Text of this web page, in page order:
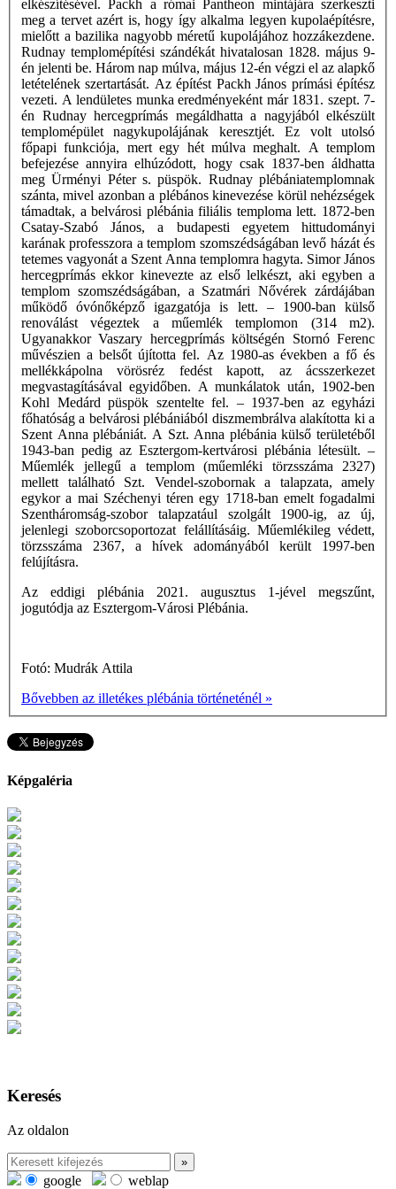
elkészítésével. Packh a római Pantheon mintájára szerkeszti
meg a tervet azért is, hogy így alkalma legyen kupolaépítésre,
mielőtt a bazilika nagyobb méretű kupolájához hozzákezdene.
Rudnay templomépítési szándékát hivatalosan 1828. május 9-
én jelenti be. Három nap múlva, május 12-én végzi el az alapkő
letételének szertartását. Az építést Packh János prímási építész
vezeti. A lendületes munka eredményeként már 1831. szept. 7-
én Rudnay hercegprímás megáldhatta a nagyjából elkészült
templomépület nagykupolájának keresztjét. Ez volt utolsó
főpapi funkciója, mert egy hét múlva meghalt. A templom
befejezése annyira elhúzódott, hogy csak 1837-ben áldhatta
meg Ürményi Péter s. püspök. Rudnay plébániatemplomnak
szánta, mivel azonban a plébános kinevezése körül nehézségek
támadtak, a belvárosi plébánia filiális temploma lett. 1872-ben
Csatay-Szabó János, a budapesti egyetem hittudományi
karának professzora a templom szomszédságában levő házát és
tetemes vagyonát a Szent Anna templomra hagyta. Simor János
hercegprímás ekkor kinevezte az első lelkészt, aki egyben a
templom szomszédságában, a Szatmári Nővérek zárdájában
működő óvónőképző igazgatója is lett. – 1900-ban külső
renoválást végeztek a műemlék templomon (314 m2).
Ugyanakkor Vaszary hercegprímás költségén Stornó Ferenc
művészien a belsőt újította fel. Az 1980-as években a fő és
mellékkápolna vörösréz fedést kapott, az ácsszerkezet
megvastagításával egyidőben. A munkálatok után, 1902-ben
Kohl Medárd püspök szentelte fel. – 1937-ben az egyházi
főhatóság a belvárosi plébániából diszmembrálva alakította ki a
Szent Anna plébániát. A Szt. Anna plébánia külső területéből
1943-ban pedig az Esztergom-kertvárosi plébánia létesült. –
Műemlék jellegű a templom (műemléki törzsszáma 2327)
mellett található Szt. Vendel-szobornak a talapzata, amely
egykor a mai Széchenyi téren egy 1718-ban emelt fogadalmi
Szentháromság-szobor talapzatául szolgált 1900-ig, az új,
jelenlegi szoborcsoportozat felállításáig. Műemlékileg védett,
törzsszáma 2367, a hívek adományából került 1997-ben
felújításra.
Az eddigi plébánia 2021. augusztus 1-jével megszűnt,
jogutódja az Esztergom-Városi Plébánia.
Fotó: Mudrák Attila
Bővebben az illetékes plébánia történeténél »
Képgaléria
Keresés
Az oldalon
google
weblap